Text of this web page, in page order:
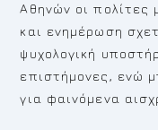
Αθηνών οι πολίτες
και ενημέρωση
ψυχολογική
επιστήμονες, ενώ
για φαινόμενα